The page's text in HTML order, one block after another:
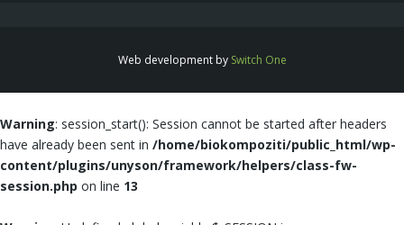
Web development by Switch One
Warning: session_start(): Session cannot be started after headers
have already been sent in /home/biokompoziti/public_html/wp-
content/plugins/unyson/framework/helpers/class-fw-
session.php on line 13